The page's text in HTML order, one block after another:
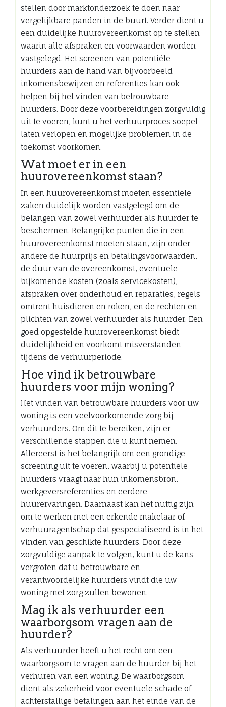
stellen door marktonderzoek te doen naar
vergelijkbare panden in de buurt. Verder dient u
een duidelijke huurovereenkomst op te stellen
waarin alle afspraken en voorwaarden worden
vastgelegd. Het screenen van potentiële
huurders aan de hand van bijvoorbeeld
inkomensbewijzen en referenties kan ook
helpen bij het vinden van betrouwbare
huurders. Door deze voorbereidingen zorgvuldig
uit te voeren, kunt u het verhuurproces soepel
laten verlopen en mogelijke problemen in de
toekomst voorkomen.
Wat moet er in een
huurovereenkomst staan?
In een huurovereenkomst moeten essentiële
zaken duidelijk worden vastgelegd om de
belangen van zowel verhuurder als huurder te
beschermen. Belangrijke punten die in een
huurovereenkomst moeten staan, zijn onder
andere de huurprijs en betalingsvoorwaarden,
de duur van de overeenkomst, eventuele
bijkomende kosten (zoals servicekosten),
afspraken over onderhoud en reparaties, regels
omtrent huisdieren en roken, en de rechten en
plichten van zowel verhuurder als huurder. Een
goed opgestelde huurovereenkomst biedt
duidelijkheid en voorkomt misverstanden
tijdens de verhuurperiode.
Hoe vind ik betrouwbare
huurders voor mijn woning?
Het vinden van betrouwbare huurders voor uw
woning is een veelvoorkomende zorg bij
verhuurders. Om dit te bereiken, zijn er
verschillende stappen die u kunt nemen.
Allereerst is het belangrijk om een grondige
screening uit te voeren, waarbij u potentiële
huurders vraagt naar hun inkomensbron,
werkgeversreferenties en eerdere
huurervaringen. Daarnaast kan het nuttig zijn
om te werken met een erkende makelaar of
verhuuragentschap dat gespecialiseerd is in het
vinden van geschikte huurders. Door deze
zorgvuldige aanpak te volgen, kunt u de kans
vergroten dat u betrouwbare en
verantwoordelijke huurders vindt die uw
woning met zorg zullen bewonen.
Mag ik als verhuurder een
waarborgsom vragen aan de
huurder?
Als verhuurder heeft u het recht om een
waarborgsom te vragen aan de huurder bij het
verhuren van een woning. De waarborgsom
dient als zekerheid voor eventuele schade of
achterstallige betalingen aan het einde van de